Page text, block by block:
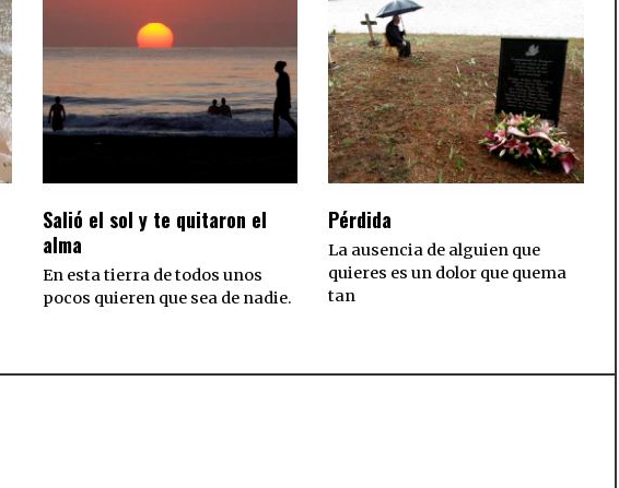
Salió el sol y te quitaron el
alma
En esta tierra de todos unos
pocos quieren que sea de nadie.
Pérdida
La ausencia de alguien que
quieres es un dolor que quema
tan